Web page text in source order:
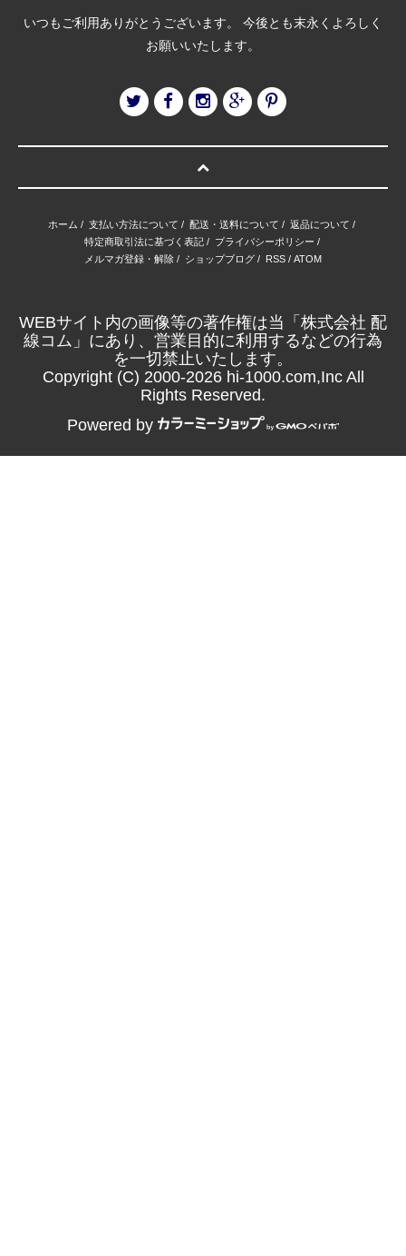
いつもご利用ありがとうございます。 今後とも末永くよろしく
お願いいたします。
ホーム / 支払い方法について / 配送・送料について / 返品について /
特定商取引法に基づく表記/ プライバシーポリシー /
メルマガ登録・解除 / ショップブログ / RSS / ATOM
WEBサイト内の画像等の著作権は当「株式会社 配
線コム」にあり、営業目的に利用するなどの行為
を一切禁止いたします。
Copyright (C) 2000-2026 hi-1000.com,Inc All
Rights Reserved.
Powered by